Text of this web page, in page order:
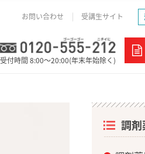
お問い合わせ 受講生サイト
受付時間 8:00～20:00(年末年始除く)
調